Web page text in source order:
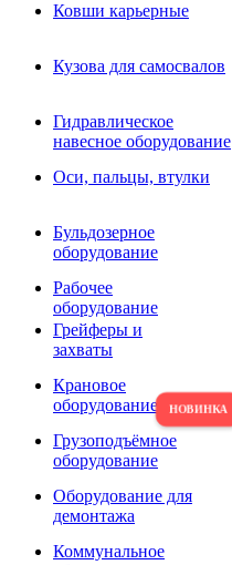
Ковши карьерные
Кузова для самосвалов
Гидравлическое
навесное оборудование
Оси, пальцы, втулки
Бульдозерное
оборудование
Рабочее
оборудование
Грейферы и
захваты
Крановое
оборудование
Грузоподъёмное
оборудование
Оборудование для
демонтажа
Коммунальное